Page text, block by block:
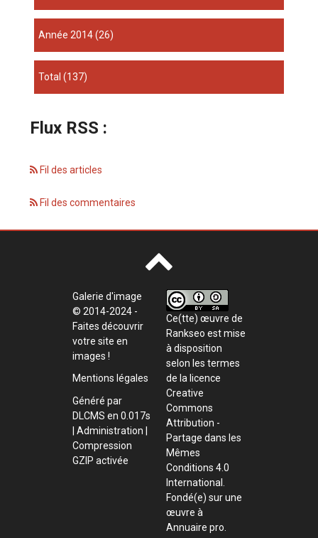
année 2014(26)
total(137)
Flux RSS :
Fil des articles
Fil des commentaires
Galerie d'image
© 2014-2024 -
Faites découvrir
votre site en
images !
Mentions légales
Généré par
DLCMS en 0.017s
Administration
Compression
GZIP activée
Ce(tte) œuvre de
Rankseo est mise
à disposition
selon les termes
de la licence
Creative
Commons
Attribution -
Partage dans les
Mêmes
Conditions 4.0
International
Fondé(e) sur une
œuvre à
Annuaire pro